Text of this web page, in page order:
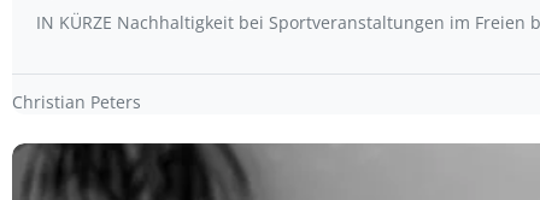
IN KÜRZE Nachhaltigkeit bei Sportveranstaltungen im Freien
Christian Peters